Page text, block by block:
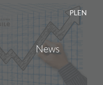
News
PL EN